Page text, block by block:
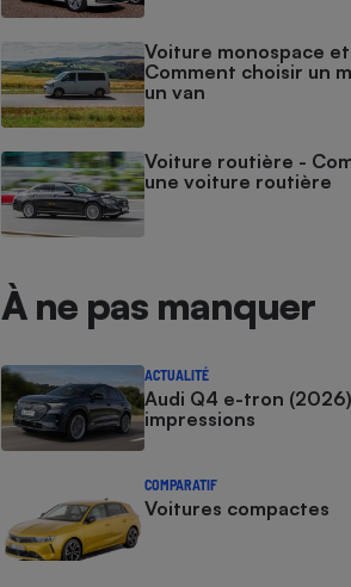
Voiture monospace
Comment choisir un
un van
Voiture routière -
une voiture routière
À ne pas manquer
ACTUALITÉ
Audi Q4 e-tron
impressions
COMPARATIF
Voitures compactes